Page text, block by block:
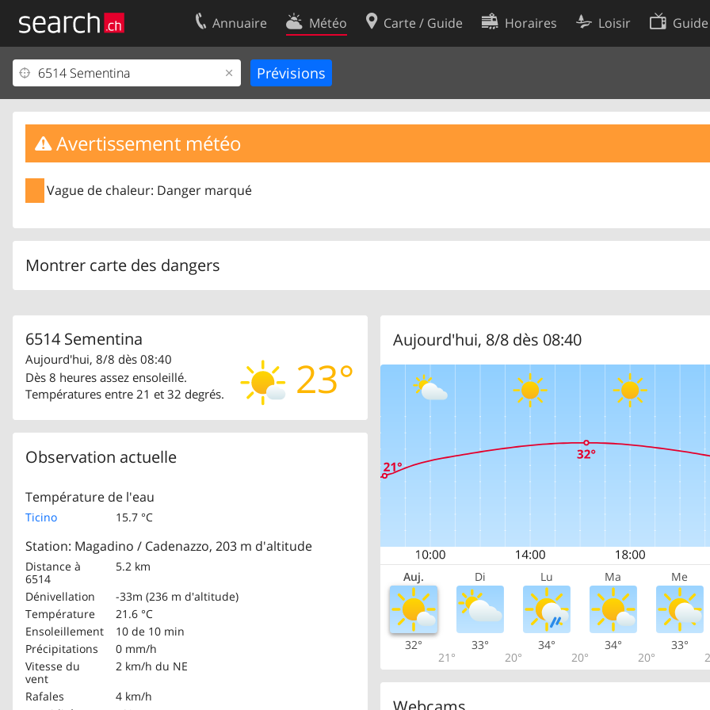
Annuaire Météo Carte / Guide Horaires Loisir
Avertissement météo
Vague de chaleur: Danger marqué
Montrer carte des dangers
6514 Sementina
23°
Aujourd'hui, 8/8 dès 08:40
Dès 8 heures assez ensoleillé.
Températures entre 21 et 32 degrés.
Observation actuelle
Température de l'eau
Ticino 15.7 °C
Station: Magadino / Cadenazzo, 203 m d'altitude
Distance à
6514
5.2 km
Dénivellation
-33m (236 m d'altitude)
Température
21.6 °C
Ensoleillement
10 de 10 min
Précipitations
0 mm/h
Vitesse du
vent
2 km/h du NE
Rafales
4 km/h
Aujourd'hui, 8/8 dès 08:40
Auj. Di Lu Ma Me
32°
21°
33°
20°
34°
20°
34°
20°
33°
Votre inscription
Centre clients
Mentions Légales
Contact
Conditions d’utilisation
Protection des données
Préférences de cookies
Développeurs